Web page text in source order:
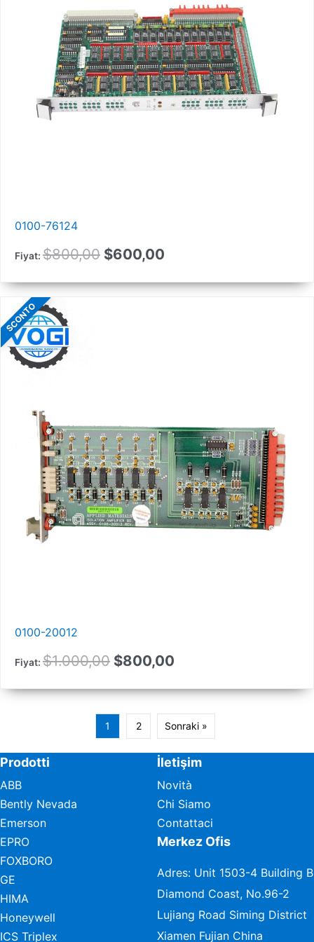
0100-76124
Fiyat: $800,00 Orijinal
fiyat:
$600,00
fiyat:
SCONTO
0100-20012
Fiyat: $1.000,00 Orijinal
fiyat:
1.000,00
$.
$800,00
fiyat:
800,00
$.
1 2 Sonraki »
Prodotti
ABB
Bently Nevada
Emerson
EPRO
FOXBORO
GE
HIMA
Honeywell
ICS Triplex
İletişim
Novità
Chi Siamo
Contattaci
Merkez Ofis
Adres: Unit 1503-4 Building B
Diamond Coast, No.96-2
Lujiang Road Siming District
Xiamen Fujian China